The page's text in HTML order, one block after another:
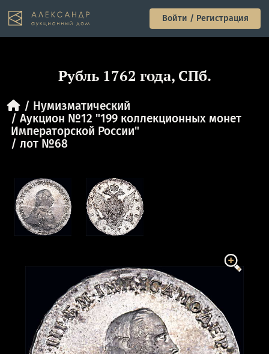
Войти / Регистрация
Рубль 1762 года, СПб.
Нумизматический
Аукцион №12 "199 коллекционных монет
Императорской России"
лот №68